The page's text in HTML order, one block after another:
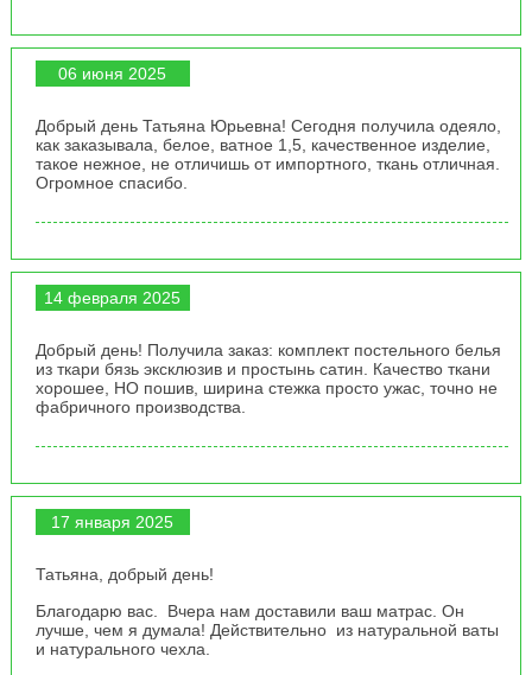
06 июня 2025
Добрый день Татьяна Юрьевна! Сегодня получила одеяло,
как заказывала, белое, ватное 1,5, качественное изделие,
такое нежное, не отличишь от импортного, ткань отличная.
Огромное спасибо.
14 февраля 2025
Добрый день! Получила заказ: комплект постельного белья
из ткари бязь эксклюзив и простынь сатин. Качество ткани
хорошее, НО пошив, ширина стежка просто ужас, точно не
фабричного производства.
17 января 2025
Татьяна, добрый день!
Благодарю вас. Вчера нам доставили ваш матрас. Он
лучше, чем я думала! Действительно из натуральной ваты
и натурального чехла.